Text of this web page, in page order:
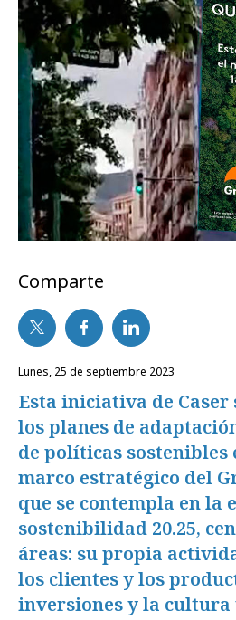
Comparte
lunes, 25 de septiembre 2023
Esta iniciativa de Caser
los planes de
de políticas sostenibles
marco estratégico del
que se contempla en la
sostenibilidad 20.25,
áreas: su propia
los clientes y los
inversiones y la cultura